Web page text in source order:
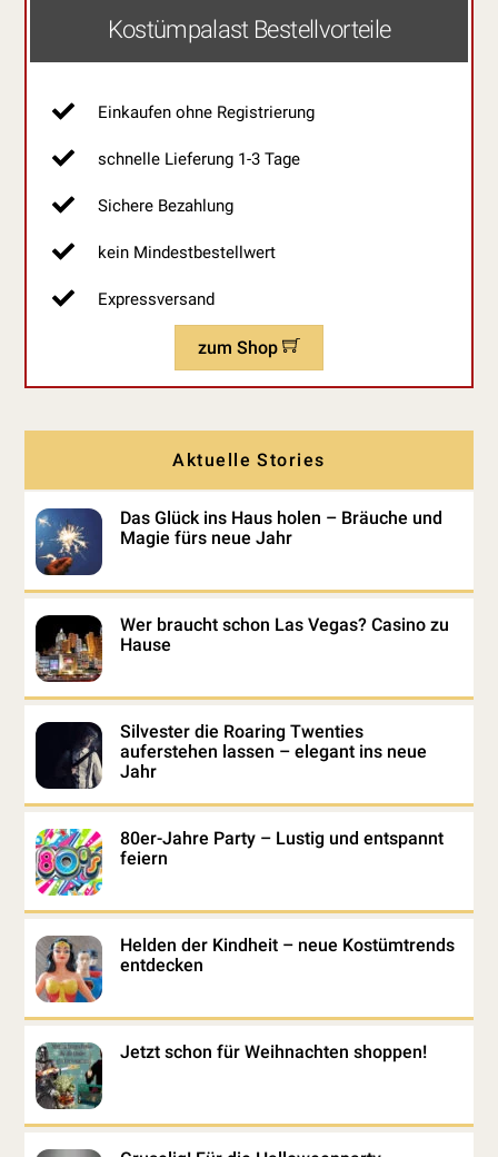
Kostümpalast Bestellvorteile
Einkaufen ohne Registrierung
schnelle Lieferung 1-3 Tage
Sichere Bezahlung
kein Mindestbestellwert
Expressversand
zum Shop
Aktuelle Stories
Das Glück ins Haus holen – Bräuche und
Magie fürs neue Jahr
Wer braucht schon Las Vegas? Casino zu
Hause
Silvester die Roaring Twenties
auferstehen lassen – elegant ins neue
Jahr
80er-Jahre Party – Lustig und entspannt
feiern
Helden der Kindheit – neue Kostümtrends
entdecken
Jetzt schon für Weihnachten shoppen!